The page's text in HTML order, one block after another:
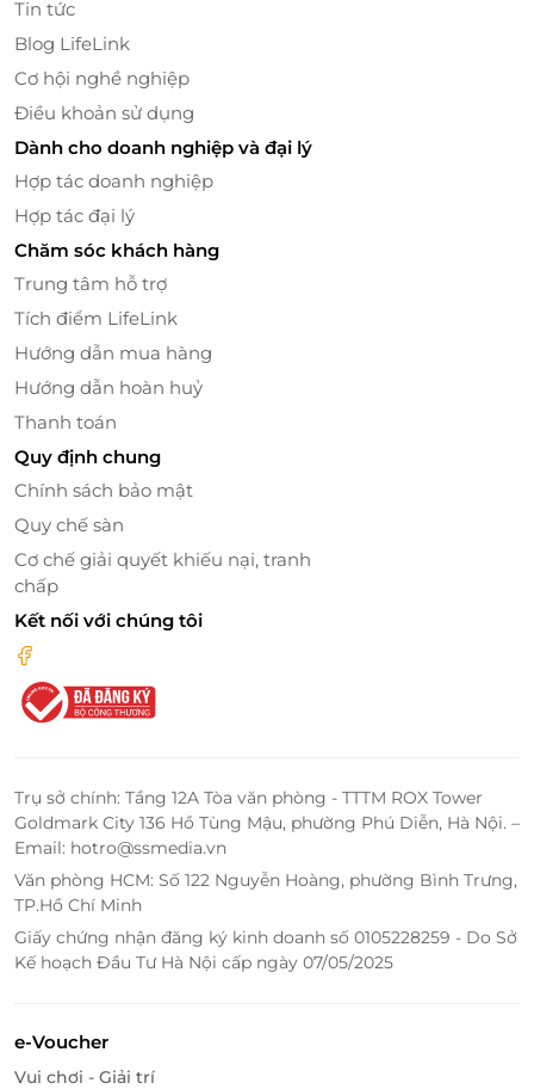
Massage đá nóng là biện pháp massage kết hợp
những viên đá nóng có kích thước khác nhau, mang
đến sự thư giãn và thoải mái cho cơ thể. Hiệu quả sẽ
càng tốt hơn khi được thực hiện cùng với những
tinh dầu được chiết xuất từ tự nhiên. Với phương
mệt mỏi.
Hà Nội Spa được thiết kế với không gian lịch sự, yên
bình và ấm cúng cùng gam màu dễ chịu, ánh đèn
vàng ấm áp, mùi hương dịu nhẹ từ nến thơm, tinh
nghiệm dịch vụ tại đây.
Tin tức
Blog LifeLink
Cơ hội nghề nghiệp
Điều khoản sử dụng
Dành cho doanh nghiệp và đại lý
Hợp tác doanh nghiệp
Hợp tác đại lý
Chăm sóc khách hàng
Trung tâm hỗ trợ
Tích điểm LifeLink
Hướng dẫn mua hàng
Hướng dẫn hoàn huỷ
Thanh toán
Quy định chung
Chính sách bảo mật
Quy chế sàn
Cơ chế giải quyết khiếu nại, tranh
chấp
Kết nối với chúng tôi
Trụ sở chính: Tầng 12A Tòa văn phòng - TTTM ROX Tower
Goldmark City 136 Hồ Tùng Mậu, phường Phú Diễn, Hà Nội. –
Email: hotro@ssmedia.vn
Văn phòng HCM: Số 122 Nguyễn Hoàng, phường Bình Trưng,
TP.Hồ Chí Minh
Giấy chứng nhận đăng ký kinh doanh số 0105228259 - Do Sở
Kế hoạch Đầu Tư Hà Nội cấp ngày 07/05/2025
e-Voucher
Vui chơi - Giải trí